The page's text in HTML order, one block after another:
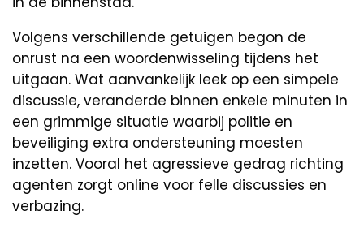
Volgens verschillende getuigen begon de
onrust na een woordenwisseling tijdens het
uitgaan. Wat aanvankelijk leek op een simpele
discussie, veranderde binnen enkele minuten in
een grimmige situatie waarbij politie en
beveiliging extra ondersteuning moesten
inzetten. Vooral het agressieve gedrag richting
agenten zorgt online voor felle discussies en
verbazing.